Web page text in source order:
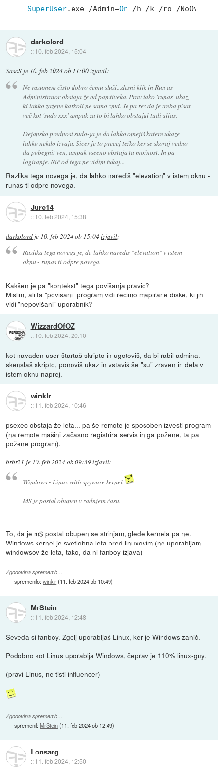
SuperUser.exe /Admin=On /h /k /ro /
darkolord
:: 10. feb 2024, 15:04
SasoS je 10. feb 2024 ob 11:00izjavil:
Ne razumem čisto dobro čemu služi...desni klik in Run as
Administrator obstaja že od pamtiveka. Prav tako 'runas' ukaz,
ki lahko zažene karkoli ne samo cmd. Je pa res da je treba pisat
več kot 'sudo xxx' ampak za to bi lahko obstajal tudi alias.
Dejansko prednost sudo-ja je da lahko omejiš katere ukaze
lahko nekdo izvaja. Sicer je to precej težko ker se skoraj vedno
da pobegnit ven, ampak vseeno obstaja ta možnost. In pa
logiranje. Nič od tega ne vidim tukaj...
Razlika tega novega je, da lahko narediš "elevation" v istem oknu -
runas ti odpre novega.
Jure14
:: 10. feb 2024, 15:38
darkolord je 10. feb 2024 ob 15:04izjavil:
Razlika tega novega je, da lahko narediš "elevation" v istem
oknu - runas ti odpre novega.
Kakšen je pa "kontekst" tega povišanja pravic?
Mislim, ali ta "povišani" program vidi recimo mapirane diske, ki jih
vidi "nepovišani" uporabnik?
WizzardOfOZ
:: 10. feb 2024, 20:10
kot navaden user štartaš skripto in ugotoviš, da bi rabil admina.
skenslaš skripto, ponoviš ukaz in vstaviš še "su" zraven in dela v
istem oknu naprej.
winklr
:: 11. feb 2024, 10:46
psexec obstaja že leta... pa še remote je sposoben izvesti program
(na remote mašini začasno registrira servis in ga požene, ta pa
požene program).
brbr21 je 10. feb 2024 ob 09:39izjavil:
Windows - Linux with spyware kernel
MS je postal obupen v zadnjem času.
To, da je m$ postal obupen se strinjam, glede kernela pa ne.
Windows kernel je svetlobna leta pred linuxovim (ne uporabljam
windowsov že leta, tako, da ni fanboy izjava)
Zgodovina sprememb…
spremenilo:winklr(11. feb 2024 ob 10:49)
MrStein
:: 11. feb 2024, 12:48
Seveda si fanboy. Zgolj uporabljaš Linux, ker je Windows zanič.
Podobno kot Linus uporablja Windows, čeprav je 110% linux-guy.
(pravi Linus, ne tisti influencer)
Zgodovina sprememb…
spremenil:MrStein(11. feb 2024 ob 12:49)
Lonsarg
:: 11. feb 2024, 12:50